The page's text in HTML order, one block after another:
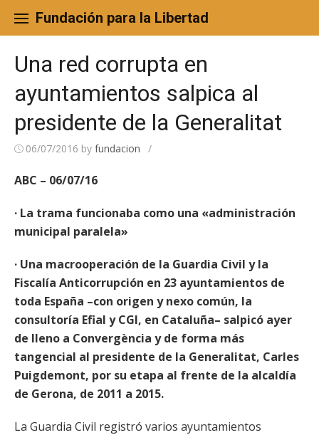
content
Fundación para la Libertad
Una red corrupta en
ayuntamientos salpica al
presidente de la Generalitat
06/07/2016 by fundacion /
ABC – 06/07/16
· La trama funcionaba como una «administración
municipal paralela»
· Una macrooperación de la Guardia Civil y la
Fiscalía Anticorrupción en 23 ayuntamientos de
toda España –con origen y nexo común, la
consultoría Efial y CGI, en Cataluña– salpicó ayer
de lleno a Convergència y de forma más
tangencial al presidente de la Generalitat, Carles
Puigdemont, por su etapa al frente de la alcaldía
de Gerona, de 2011 a 2015.
La Guardia Civil registró varios ayuntamientos